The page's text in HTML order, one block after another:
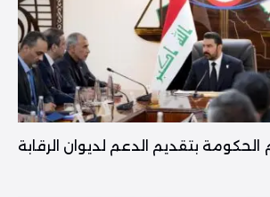
الحكومة بتقديم الدعم لديوان الرقابة